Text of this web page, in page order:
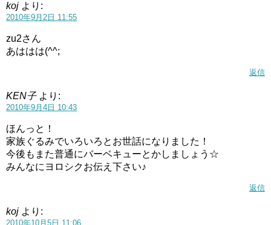
koj より:
2010年9月2日 11:55
zu2さん
あははは(^^;
返信
KEN子 より:
2010年9月4日 10:43
ほんっと！
家族ぐるみでいろいろとお世話になりました！
今後もまた普通にバーベキューとかしましょう☆
みんなにヨロシクお伝え下さい♪
返信
koj より:
2010年10月5日 11:06